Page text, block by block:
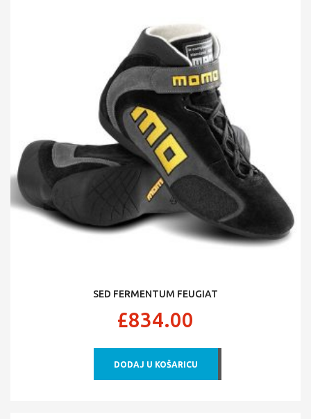
SED FERMENTUM FEUGIAT
£834.00
DODAJ U KOŠARICU